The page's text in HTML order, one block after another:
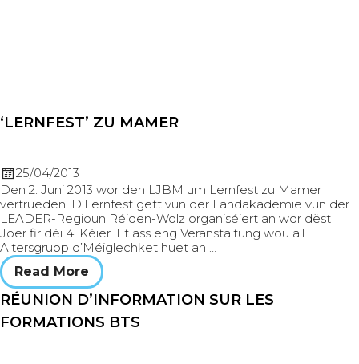
‘LERNFEST’ ZU MAMER
25/04/2013
Den 2. Juni 2013 wor den LJBM um Lernfest zu Mamer
vertrueden. D’Lernfest gëtt vun der Landakademie vun der
LEADER-Regioun Réiden-Wolz organiséiert an wor dëst
Joer fir déi 4. Kéier. Et ass eng Veranstaltung wou all
Altersgrupp d’Méiglechket huet an …
Read More
RÉUNION D’INFORMATION SUR LES
FORMATIONS BTS